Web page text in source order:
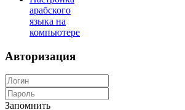
арабского
языка на
компьютере
Авторизация
Запомнить